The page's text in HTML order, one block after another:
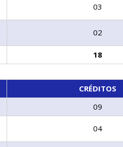
03
02
18
CRÉDITOS
09
04